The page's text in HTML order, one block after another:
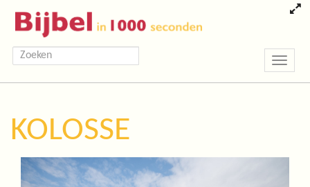
Toggle
KOLOSSE